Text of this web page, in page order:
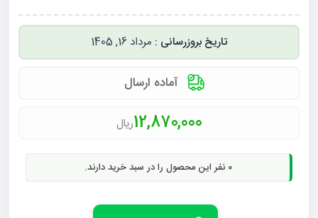
مرداد 16, 1405
آماده ارسال
12,870,000ریال
0 نفر این محصول را در سبد خرید دارند.